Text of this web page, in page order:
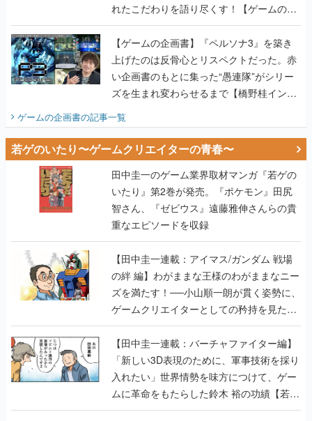
れたこだわりを語り尽くす！【ゲームの企
画書】
【ゲームの企画書】『ペルソナ3』を築き
上げたのは反骨心とリスペクトだった。赤
い企画書のもとに集った“愚連隊”がシリー
ズを生まれ変わらせるまで【橋野桂インタ
ビュー】
ゲームの企画書の記事一覧
若ゲのいたり〜ゲームクリエイターの青春〜
田中圭一のゲーム業界取材マンガ『若ゲの
いたり』第2巻が発売。『ポケモン』田尻
智さん、『ゼビウス』遠藤雅伸さんらの貴
重なエピソードを収録
【田中圭一連載：アイマス/ガンダム 戦場
の絆 編】わがままな王様のわがままなニー
ズを満たす！──小山順一朗が貫く姿勢に、
ゲームクリエイターとしての矜持を見た
【若ゲのいたり最終回】
【田中圭一連載：バーチャファイター編】
「新しい3D表現のために、軍事技術を採り
入れたい」世界情勢を味方につけて、ゲー
ムに革命をもたらした鈴木 裕の功績【若ゲ
のいたり】